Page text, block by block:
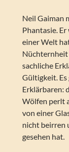
Neil Gaiman
Phantasie.
einer Welt
Nüchternheit
sachliche
Gültigkeit.
Erklärbaren:
Wölfen perlt
von einer
nicht beirren
gesehen hat.